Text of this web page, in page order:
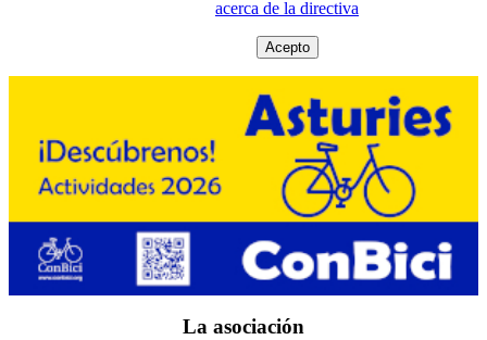
acerca de la directiva
Acepto
La asociación